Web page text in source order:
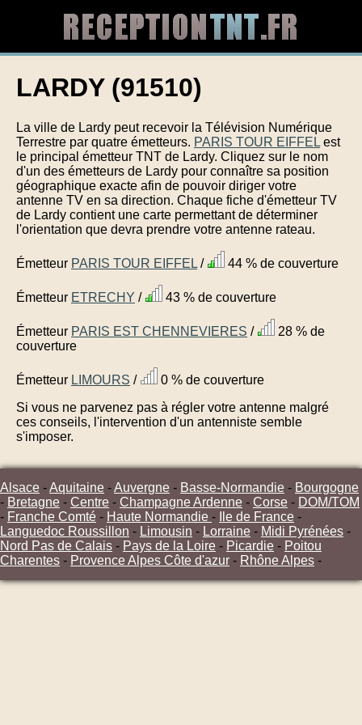
LARDY (91510)
La ville de Lardy peut recevoir la Télévision Numérique
Terrestre par quatre émetteurs. PARIS TOUR EIFFEL est
le principal émetteur TNT de Lardy. Cliquez sur le nom
d'un des émetteurs de Lardy pour connaître sa position
géographique exacte afin de pouvoir diriger votre
antenne TV en sa direction. Chaque fiche d'émetteur TV
de Lardy contient une carte permettant de déterminer
l'orientation que devra prendre votre antenne rateau.
Émetteur PARIS TOUR EIFFEL / 44 % de couverture
Émetteur ETRECHY / 43 % de couverture
Émetteur PARIS EST CHENNEVIERES /
28 % de
couverture
Émetteur LIMOURS /
0 % de couverture
Si vous ne parvenez pas à régler votre antenne malgré
ces conseils, l'intervention d'un antenniste semble
s'imposer.
Alsace -Aquitaine -Auvergne - Basse-Normandie - Bourgogne
- Bretagne - Centre - Champagne Ardenne - Corse - DOM/TOM
- Franche Comté - Haute Normandie - Ile de France -
Languedoc Roussillon - Limousin - Lorraine - Midi Pyrénées -
Nord Pas de Calais - Pays de la Loire - Picardie - Poitou
Charentes - Provence Alpes Côte d'azur - Rhône Alpes -